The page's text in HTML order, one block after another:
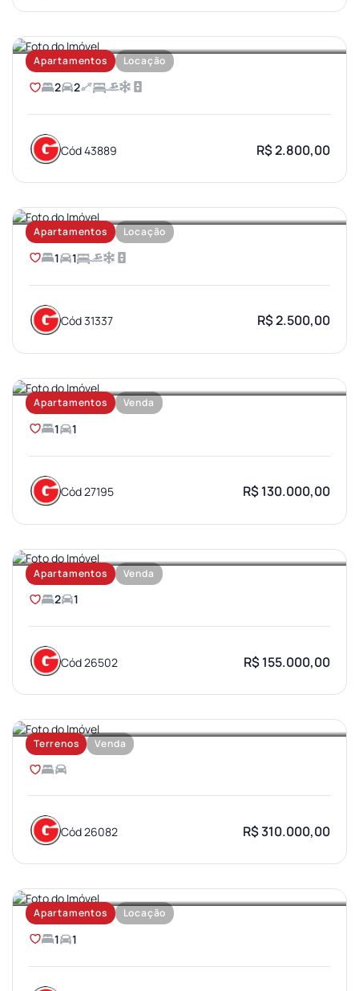
Apartamentos Locação
AEROPORTO
2 2
Cód 43889 R$ 2.800,00
Apartamentos Locação
VILA AVIAÇAO
1 1
Cód 31337 R$ 2.500,00
Apartamentos Venda
JARDIM BRASIL
1 1
Cód 27195 R$ 130.000,00
Apartamentos Venda
PARQUE BAURU
2 1
Cód 26502 R$ 155.000,00
Terrenos Venda
JARDIM OLIMPICO
Cód 26082 R$ 310.000,00
Apartamentos Locação
VILA UNIVERSITARIA
1 1